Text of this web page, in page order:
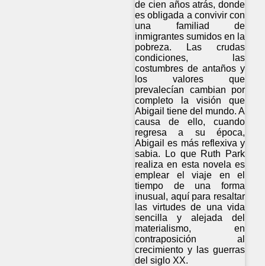
de cien años atrás, donde
es obligada a convivir con
una familiad de
inmigrantes sumidos en la
pobreza. Las crudas
condiciones, las
costumbres de antaños y
los valores que
prevalecían cambian por
completo la visión que
Abigail tiene del mundo. A
causa de ello, cuando
regresa a su época,
Abigail es más reflexiva y
sabia. Lo que Ruth Park
realiza en esta novela es
emplear el viaje en el
tiempo de una forma
inusual, aquí para resaltar
las virtudes de una vida
sencilla y alejada del
materialismo, en
contraposición al
crecimiento y las guerras
del siglo XX.